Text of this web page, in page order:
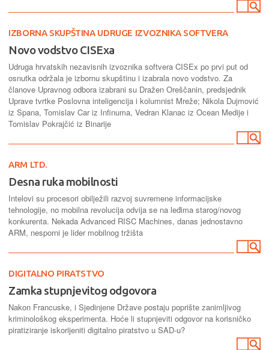
IZBORNA SKUPŠTINA UDRUGE IZVOZNIKA SOFTVERA
Novo vodstvo CISExa
Udruga hrvatskih nezavisnih izvoznika softvera CISEx po prvi put od
osnutka održala je izbornu skupštinu i izabrala novo vodstvo. Za
članove Upravnog odbora izabrani su Dražen Oreščanin, predsjednik
Uprave tvrtke Poslovna inteligencija i kolumnist Mreže; Nikola Dujmović
iz Spana, Tomislav Car iz Infinuma, Vedran Klanac iz Ocean Medije i
Tomislav Pokrajčić iz Binarije
ARM LTD.
Desna ruka mobilnosti
Intelovi su procesori obilježili razvoj suvremene informacijske
tehnologije, no mobilna revolucija odvija se na leđima starog/novog
konkurenta. Nekada Advanced RISC Machines, danas jednostavno
ARM, nesporni je lider mobilnog tržišta
DIGITALNO PIRATSTVO
Zamka stupnjevitog odgovora
Nakon Francuske, i Sjedinjene Države postaju poprište zanimljivog
kriminološkog eksperimenta. Hoće li stupnjeviti odgovor na korisničko
piratiziranje iskorijeniti digitalno piratstvo u SAD-u?